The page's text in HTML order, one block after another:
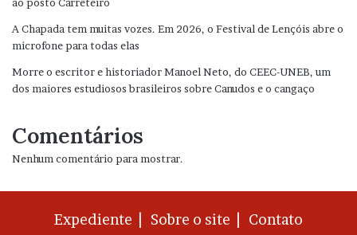
ao posto Carreteiro
A Chapada tem muitas vozes. Em 2026, o Festival de Lençóis abre o
microfone para todas elas
Morre o escritor e historiador Manoel Neto, do CEEC-UNEB, um
dos maiores estudiosos brasileiros sobre Canudos e o cangaço
Comentários
Nenhum comentário para mostrar.
Expediente | Sobre o site | Contato